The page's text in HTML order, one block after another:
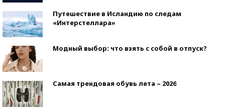
Путешествие в Исландию по следам
«Интерстеллара»
Модный выбор: что взять с собой в отпуск?
Самая трендовая обувь лета – 2026